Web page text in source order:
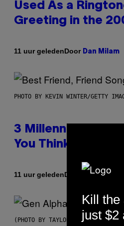
Used As a
Greeting in the
11 uur geledenDoor Dan Milam
PHOTO BY KEVIN WINTER/GETTY
3 Millennial
You Think of Your
11 uur geledenDoor Lauren
(PHOTO BY TAYLOR HILL/GETTY
Kill the
just $2